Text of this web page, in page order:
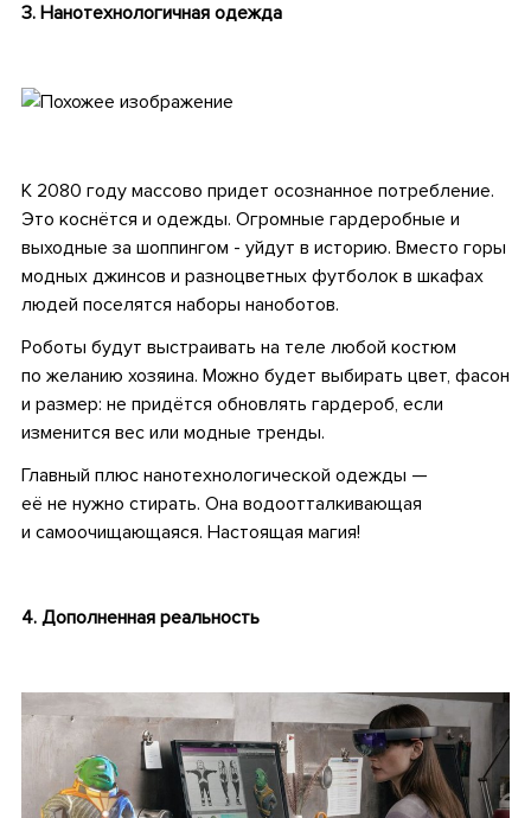
3. Нанотехнологичная одежда
К 2080 году массово придет осознанное потребление.
Это коснётся и одежды. Огромные гардеробные и
выходные за шоппингом - уйдут в историю. Вместо горы
модных джинсов и разноцветных футболок в шкафах
людей поселятся наборы наноботов.
Роботы будут выстраивать на теле любой костюм
по желанию хозяина. Можно будет выбирать цвет, фасон
и размер: не придётся обновлять гардероб, если
изменится вес или модные тренды.
Главный плюс нанотехнологической одежды —
её не нужно стирать. Она водоотталкивающая
и самоочищающаяся. Настоящая магия!
4. Дополненная реальность